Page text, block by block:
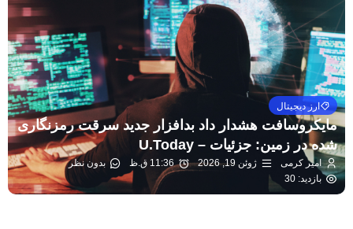
ارز دیجیتال
مایکروسافت هشدار داد بدافزار جدید سرقت رمزنگاری
شده در زمین: جزئیات – U.Today
امیر کرمی ژوئن 19, 2026 11:36 ق.ظ
بدون نظر
بازدید: 30